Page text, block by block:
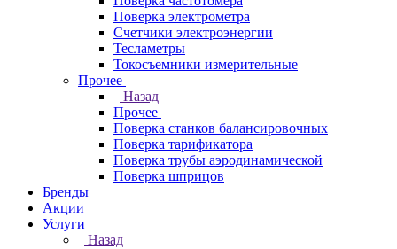
Поверка электрометра
Счетчики электроэнергии
Тесламетры
Токосъемники измерительные
Прочее
Назад
Прочее
Поверка станков балансировочных
Поверка тарификатора
Поверка трубы аэродинамической
Поверка шприцов
Бренды
Акции
Услуги
Назад